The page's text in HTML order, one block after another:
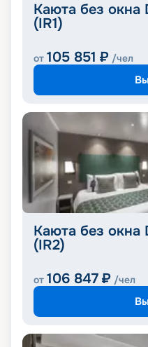
Каюта без окна
(IR1)
от 105 851 ₽ /чел
Каюта без окна
(IR2)
от 106 847 ₽ /чел